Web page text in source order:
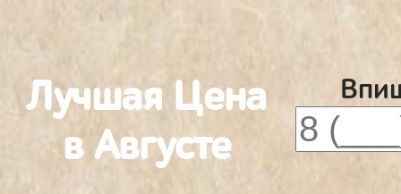
Лучшая Цена
в Августе